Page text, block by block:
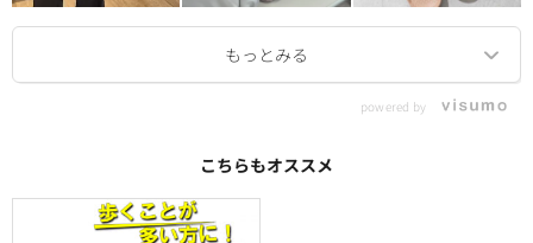
powered by
こちらもオススメ